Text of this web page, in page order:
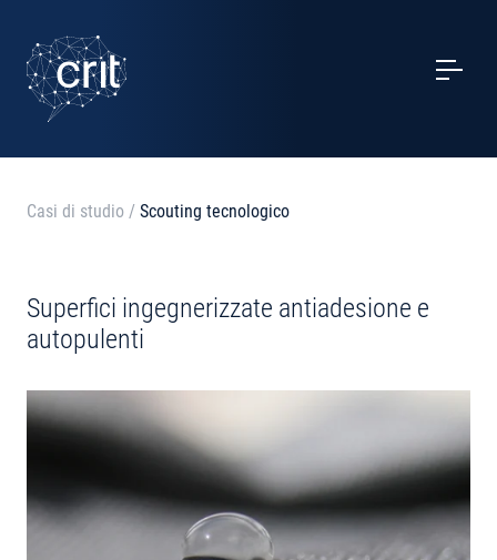
SERVIZI
CASI STUDIO
NOTIZIE
CHI SIAMO
AREA RISERVATA
Casi di studio / Scouting tecnologico
Superfici ingegnerizzate antiadesione e
autopulenti